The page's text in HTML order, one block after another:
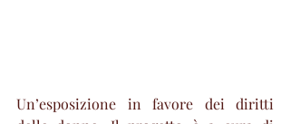
Un’esposizione in favore dei diritti